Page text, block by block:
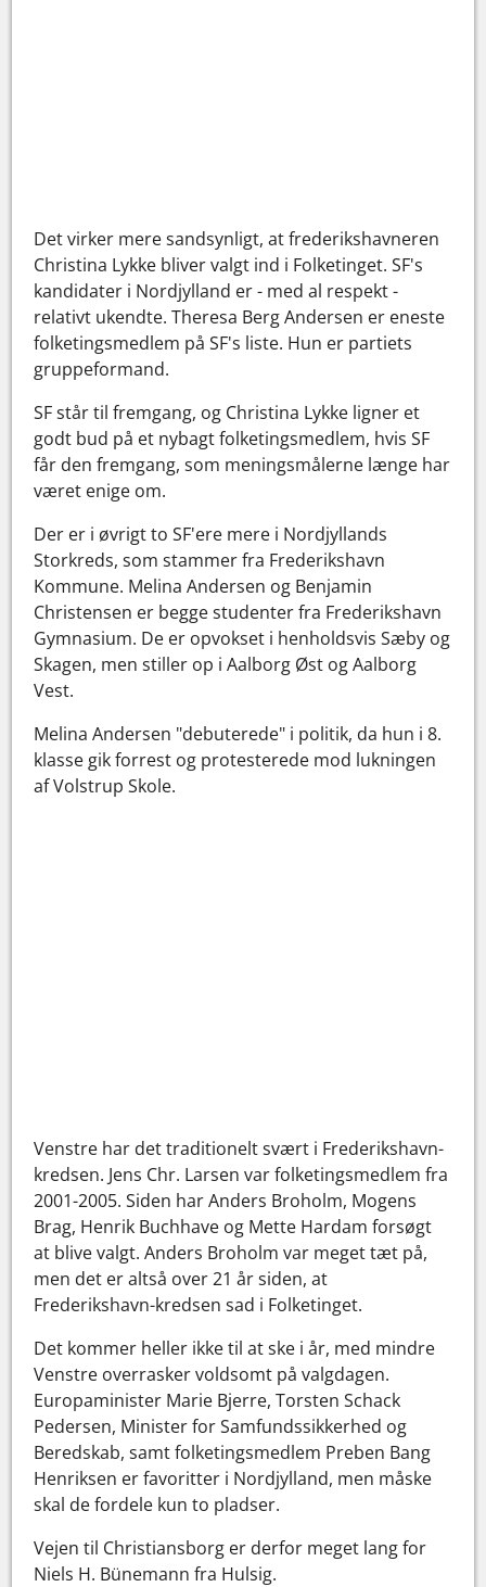
Det virker mere sandsynligt, at frederikshavneren
Christina Lykke bliver valgt ind i Folketinget. SF's
kandidater i Nordjylland er - med al respekt -
relativt ukendte. Theresa Berg Andersen er eneste
folketingsmedlem på SF's liste. Hun er partiets
gruppeformand.
SF står til fremgang, og Christina Lykke ligner et
godt bud på et nybagt folketingsmedlem, hvis SF
får den fremgang, som meningsmålerne længe har
været enige om.
Der er i øvrigt to SF'ere mere i Nordjyllands
Storkreds, som stammer fra Frederikshavn
Kommune. Melina Andersen og Benjamin
Christensen er begge studenter fra Frederikshavn
Gymnasium. De er opvokset i henholdsvis Sæby og
Skagen, men stiller op i Aalborg Øst og Aalborg
Vest.
Melina Andersen "debuterede" i politik, da hun i 8.
klasse gik forrest og protesterede mod lukningen
af Volstrup Skole.
Venstre har det traditionelt svært i Frederikshavn-
kredsen. Jens Chr. Larsen var folketingsmedlem fra
2001-2005. Siden har Anders Broholm, Mogens
Brag, Henrik Buchhave og Mette Hardam forsøgt
at blive valgt. Anders Broholm var meget tæt på,
men det er altså over 21 år siden, at
Frederikshavn-kredsen sad i Folketinget.
Det kommer heller ikke til at ske i år, med mindre
Venstre overrasker voldsomt på valgdagen.
Europaminister Marie Bjerre, Torsten Schack
Pedersen, Minister for Samfundssikkerhed og
Beredskab, samt folketingsmedlem Preben Bang
Henriksen er favoritter i Nordjylland, men måske
skal de fordele kun to pladser.
Vejen til Christiansborg er derfor meget lang for
Niels H. Bünemann fra Hulsig.